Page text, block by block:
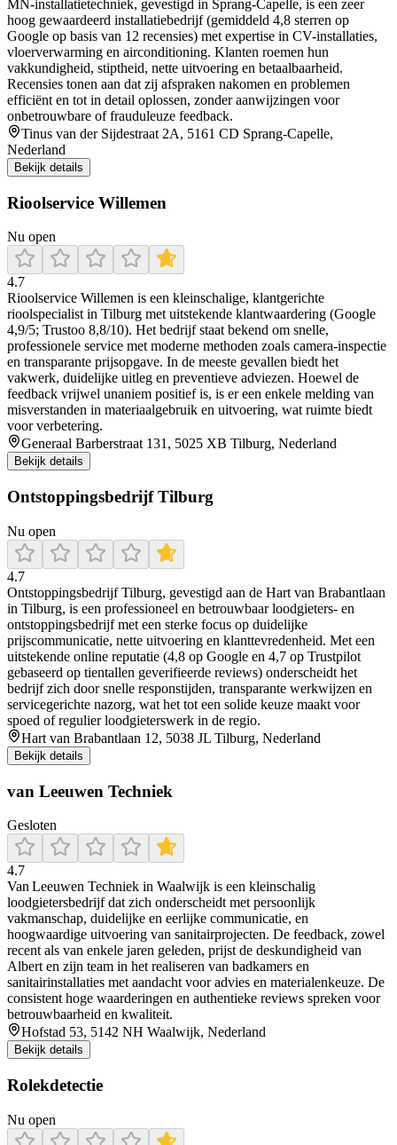
MN‑installatietechniek, gevestigd in Sprang‑Capelle, is een zeer
hoog gewaardeerd installatiebedrijf (gemiddeld 4,8 sterren op
Google op basis van 12 recensies) met expertise in CV-installaties,
vloerverwarming en airconditioning. Klanten roemen hun
vakkundigheid, stiptheid, nette uitvoering en betaalbaarheid.
Recensies tonen aan dat zij afspraken nakomen en problemen
efficiënt en tot in detail oplossen, zonder aanwijzingen voor
onbetrouwbare of frauduleuze feedback.
Tinus van der Sijdestraat 2A, 5161 CD Sprang-Capelle,
Nederland
Bekijk details
Rioolservice Willemen
Nu open
4.7
Rioolservice Willemen is een kleinschalige, klantgerichte
rioolspecialist in Tilburg met uitstekende klantwaardering (Google
4,9/5; Trustoo 8,8/10). Het bedrijf staat bekend om snelle,
professionele service met moderne methoden zoals camera-inspectie
en transparante prijsopgave. In de meeste gevallen biedt het
vakwerk, duidelijke uitleg en preventieve adviezen. Hoewel de
feedback vrijwel unaniem positief is, is er een enkele melding van
misverstanden in materiaalgebruik en uitvoering, wat ruimte biedt
voor verbetering.
Generaal Barberstraat 131, 5025 XB Tilburg, Nederland
Bekijk details
Ontstoppingsbedrijf Tilburg
Nu open
4.7
Ontstoppingsbedrijf Tilburg, gevestigd aan de Hart van Brabantlaan
in Tilburg, is een professioneel en betrouwbaar loodgieters- en
ontstoppingsbedrijf met een sterke focus op duidelijke
prijscommunicatie, nette uitvoering en klanttevredenheid. Met een
uitstekende online reputatie (4,8 op Google en 4,7 op Trustpilot
gebaseerd op tientallen geverifieerde reviews) onderscheidt het
bedrijf zich door snelle responstijden, transparante werkwijzen en
servicegerichte nazorg, wat het tot een solide keuze maakt voor
spoed of regulier loodgieterswerk in de regio.
Hart van Brabantlaan 12, 5038 JL Tilburg, Nederland
Bekijk details
van Leeuwen Techniek
Gesloten
4.7
Van Leeuwen Techniek in Waalwijk is een kleinschalig
loodgietersbedrijf dat zich onderscheidt met persoonlijk
vakmanschap, duidelijke en eerlijke communicatie, en
hoogwaardige uitvoering van sanitairprojecten. De feedback, zowel
recent als van enkele jaren geleden, prijst de deskundigheid van
Albert en zijn team in het realiseren van badkamers en
sanitairinstallaties met aandacht voor advies en materialenkeuze. De
consistent hoge waarderingen en authentieke reviews spreken voor
betrouwbaarheid en kwaliteit.
Hofstad 53, 5142 NH Waalwijk, Nederland
Bekijk details
Rolekdetectie
Nu open